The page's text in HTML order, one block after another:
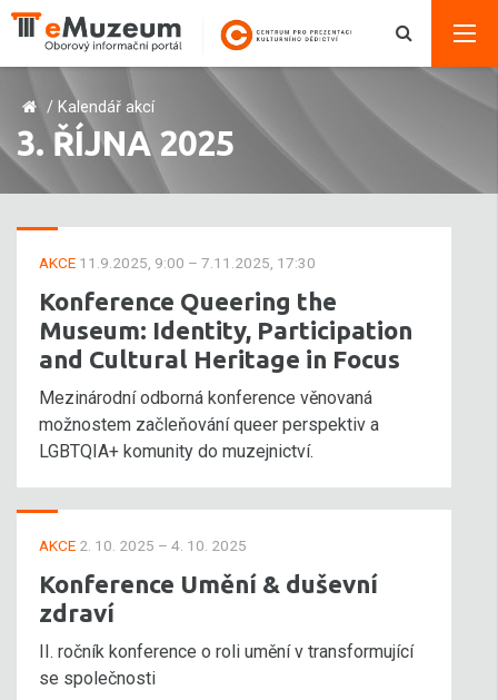
/ Kalendář akcí
3. ŘÍJNA 2025
AKCE 11.9.2025, 9:00 – 7.11.2025, 17:30
Konference Queering the
Museum: Identity, Participation
and Cultural Heritage in Focus
Mezinárodní odborná konference věnovaná
možnostem začleňování queer perspektiv a
LGBTQIA+ komunity do muzejnictví.
AKCE 2. 10. 2025 – 4. 10. 2025
Konference Umění & duševní
zdraví
II. ročník konference o roli umění v transformující
se společnosti